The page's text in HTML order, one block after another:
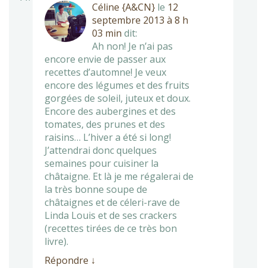
Céline {A&CN} le 12
septembre 2013 à 8 h
03 min dit:
Ah non! Je n’ai pas
encore envie de passer aux
recettes d’automne! Je veux
encore des légumes et des fruits
gorgées de soleil, juteux et doux.
Encore des aubergines et des
tomates, des prunes et des
raisins… L’hiver a été si long!
J’attendrai donc quelques
semaines pour cuisiner la
châtaigne. Et là je me régalerai de
la très bonne soupe de
châtaignes et de céleri-rave de
Linda Louis et de ses crackers
(recettes tirées de ce très bon
livre).
Répondre ↓